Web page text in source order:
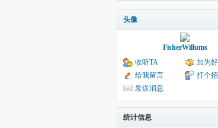
头像
FisherWillums
收听TA
加为
给我留言
打个
发送消息
统计信息